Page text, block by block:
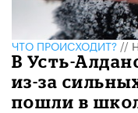
ЧТО ПРОИСХОДИТ?//
В Усть-
из-за
пошли в